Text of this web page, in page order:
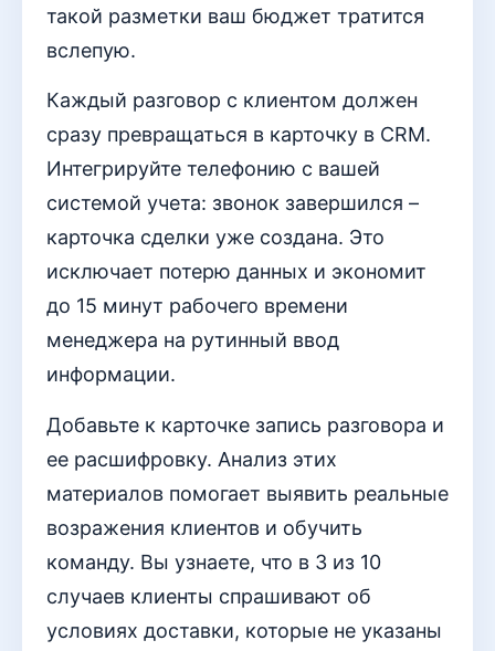
такой разметки ваш бюджет тратится
вслепую.
Каждый разговор с клиентом должен
сразу превращаться в карточку в CRM.
Интегрируйте телефонию с вашей
системой учета: звонок завершился –
карточка сделки уже создана. Это
исключает потерю данных и экономит
до 15 минут рабочего времени
менеджера на рутинный ввод
информации.
Добавьте к карточке запись разговора и
ее расшифровку. Анализ этих
материалов помогает выявить реальные
возражения клиентов и обучить
команду. Вы узнаете, что в 3 из 10
случаев клиенты спрашивают об
условиях доставки, которые не указаны